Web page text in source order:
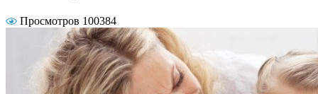
Просмотров 100384